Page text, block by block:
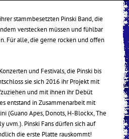
stammbesetzten Pinski Band, die
verstecken müssen und fühlbar
Für alle, die gerne rocken und offen
und Festivals, die Pinski bis
sie sich 2016 ihr Projekt mit
und mit ihnen ihr Debüt
entstand in Zusammenarbeit mit
(Guano Apes, Donots, H-Blockx, The
uvm.). Pinski Fans dürfen sich auf
die erste Platte rauskommt!